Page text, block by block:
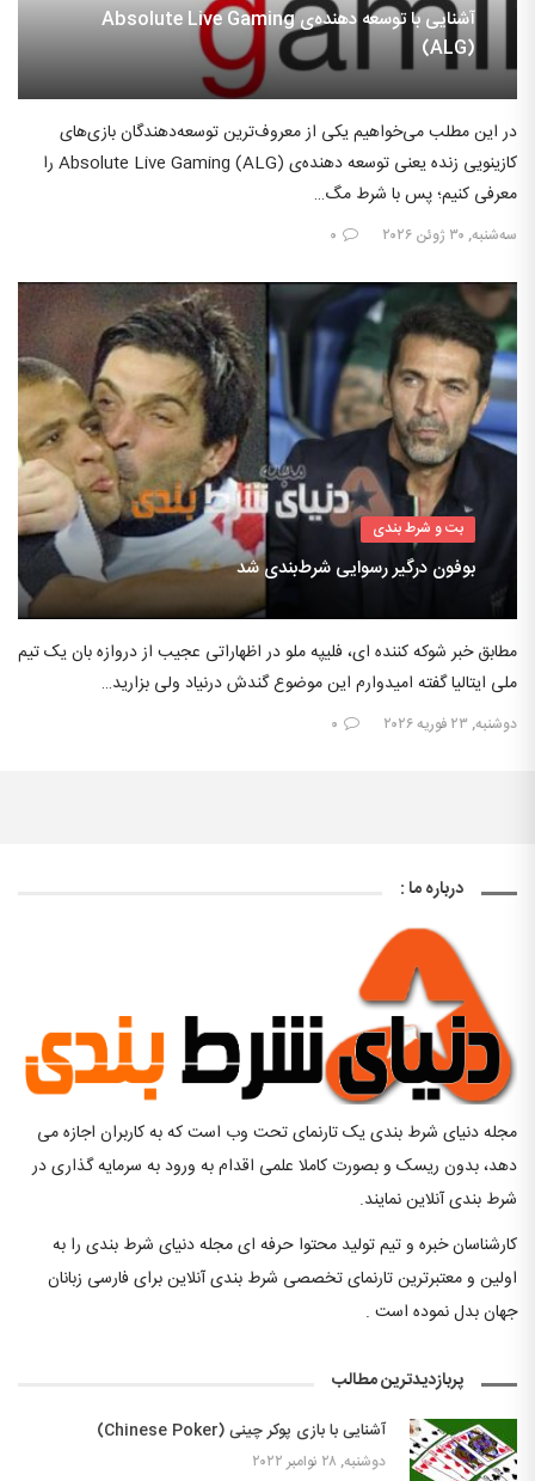
آشنایی با توسعه دهنده‌ی Absolute Live Gaming
(ALG)
در این مطلب می‌خواهیم یکی از معروف‌ترین توسعه‌دهندگان بازی‌های
کازینویی زنده یعنی توسعه دهنده‌ی Absolute Live Gaming (ALG) را
معرفی کنیم؛ پس با شرط مگ…
سه‌شنبه, ۳۰ ژوئن ۲۰۲۶ ۰
بت و شرط بندی
بوفون درگیر رسوایی شرط‌بندی شد
مطابق خبر شوکه کننده ای، فلیپه ملو در اظهاراتی عجیب از دروازه بان یک تیم
ملی ایتالیا گفته امیدوارم این موضوع گندش درنیاد ولی بزارید…
دوشنبه, ۲۳ فوریه ۲۰۲۶ ۰
درباره ما :
مجله دنیای شرط بندی یک تارنمای تحت وب است که به کاربران اجازه می
دهد، بدون ریسک و بصورت کاملا علمی اقدام به ورود به سرمایه گذاری در
شرط بندی آنلاین نمایند.
کارشناسان خبره و تیم تولید محتوا حرفه ای مجله دنیای شرط بندی را به
اولین و معتبرترین تارنمای تخصصی شرط بندی آنلاین برای فارسی زبانان
جهان بدل نموده است .
پربازدیدترین مطالب
آشنایی با بازی پوکر چینی (Chinese Poker)
دوشنبه, ۲۸ نوامبر ۲۰۲۲